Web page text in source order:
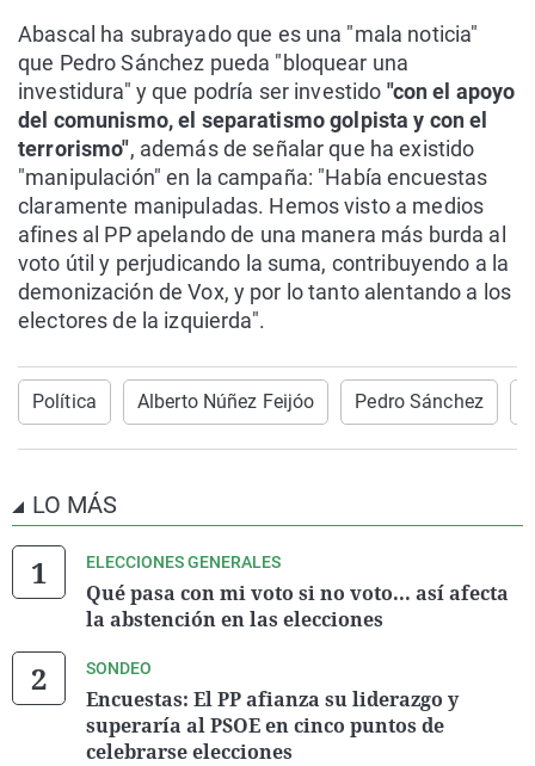
Abascal ha subrayado que es una "mala noticia"
que Pedro Sánchez pueda "bloquear una
investidura" y que podría ser investido "con el apoyo
del comunismo, el separatismo golpista y con el
terrorismo", además de señalar que ha existido
"manipulación" en la campaña: "Había encuestas
claramente manipuladas. Hemos visto a medios
afines al PP apelando de una manera más burda al
voto útil y perjudicando la suma, contribuyendo a la
demonización de Vox, y por lo tanto alentando a los
electores de la izquierda".
Política Alberto Núñez Feijóo Pedro Sánchez
LO MÁS
ELECCIONES GENERALES
Qué pasa con mi voto si no voto... así afecta
la abstención en las elecciones
SONDEO
Encuestas: El PP afianza su liderazgo y
superaría al PSOE en cinco puntos de
celebrarse elecciones